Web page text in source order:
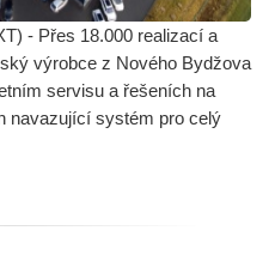
- Přes 18.000 realizací a
výrobce z Nového Bydžova
servisu a řešeních na
navazující systém pro celý